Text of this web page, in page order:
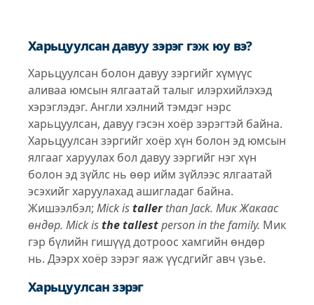
Харьцуулсан давуу зэрэг гэж юу вэ?
Харьцуулсан болон давуу зэргийг хүмүүс
аливаа юмсын ялгаатай талыг илэрхийлэхэд
хэрэглэдэг. Англи хэлний тэмдэг нэрс
харьцуулсан, давуу гэсэн хоёр зэрэгтэй байна.
Харьцуулсан зэргийг хоёр хүн болон эд юмсын
ялгааг харуулах бол давуу зэргийг нэг хүн
болон эд зүйлс нь өөр ийм зүйлээс ялгаатай
эсэхийг харуулахад ашигладаг байна.
Жишээлбэл; Mick istallerthan Jack. Мик Жакаас
өндөр. Mick isthe tallestperson in the family. Мик
гэр бүлийн гишүүд дотроос хамгийн өндөр
нь. Дээрх хоёр зэрэг яаж үүсдгийг авч үзье.
Харьцуулсан зэрэг